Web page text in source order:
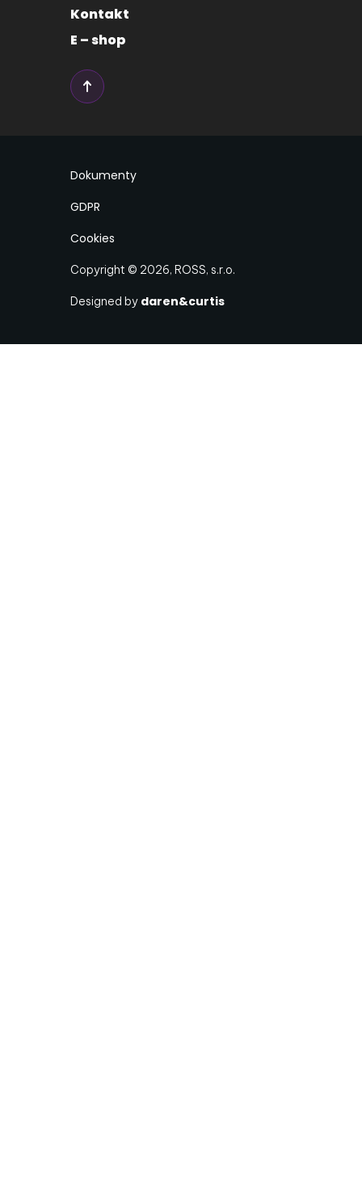
Kontakt
E – shop
Copyright © 2026, ROSS, s.r.o.
Designed by daren&curtis
Dokumenty
GDPR
Cookies